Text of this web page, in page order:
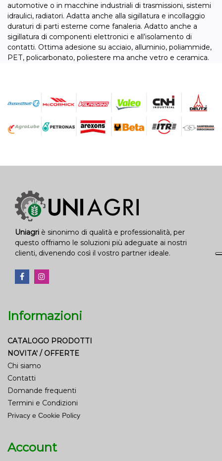
automotive o in macchine industriali di trasmissioni, sistemi
idraulici, radiatori. Adatta anche alla sigillatura e incollaggio
duraturi di parti esterne come fanaleria. Adatto anche a
sigillatura di componenti elettronici e all’isolamento di
contatti. Ottima adesione su acciaio, alluminio, poliammide,
PET, policarbonato, poliestere ma anche vetro e ceramica.
Uniagri è sinonimo di qualità e professionalità, per
questo offriamo le soluzioni più adeguate ai nostri
clienti, divenendo così il vostro partner ideale.
Informazioni
CATALOGO PRODOTTI
NOVITA' / OFFERTE
Chi siamo
Contatti
Domande frequenti
Termini e Condizioni
Privacy e Cookie Policy
Account